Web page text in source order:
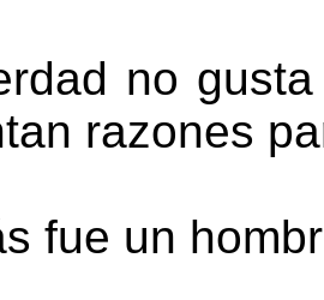
no
razones
fue un